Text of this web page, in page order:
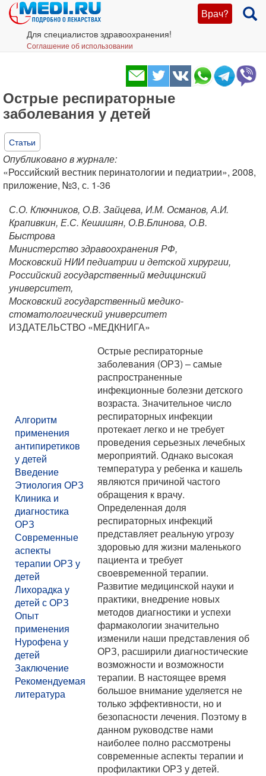
Врач?
Для специалистов здравоохранения!
Соглашение об использовании
Острые респираторные
заболевания у детей
Статьи
Опубликовано в журнале:
«Российский вестник перинатологии и педиатрии», 2008,
приложение, №3, с. 1-36
С.О. Ключников, О.В. Зайцева, И.М. Османов, А.И.
Крапивкин, Е.С. Кешишян, О.В.Блинова, О.В.
Быстрова
Министерство здравоохранения РФ,
Московский НИИ педиатрии и детской хирургии,
Российский государственный медицинский
университет,
Московский государственный медико-
стоматологический университет
ИЗДАТЕЛЬСТВО «МЕДКНИГА»
Алгоритм
применения
антипиретиков
у детей
Введение
Этиология ОРЗ
Клиника и
диагностика
ОРЗ
Современные
аспекты
терапии ОРЗ у
детей
Лихорадка у
детей с ОРЗ
Опыт
применения
Нурофена у
детей
Заключение
Рекомендуемая
литература
Острые респираторные
заболевания (ОРЗ) – самые
распространенные
инфекционные болезни детского
возраста. Значительное число
респираторных инфекции
протекает легко и не требует
проведения серьезных лечебных
мероприятий. Однако высокая
температура у ребенка и кашель
являются причиной частого
обращения к врачу.
Определенная доля
респираторных инфекций
представляет реальную угрозу
здоровью для жизни маленького
пациента и требует
своевременной терапии.
Развитие медицинской науки и
практики, внедрение новых
методов диагностики и успехи
фармакологии значительно
изменили наши представления об
ОРЗ, расширили диагностические
возможности и возможности
терапии. В настоящее время
большое внимание уделяется не
только эффективности, но и
безопасности лечения. Поэтому в
данном руководстве нами
наиболее полно рассмотрены
современные аспекты терапии и
профилактики ОРЗ у детей.